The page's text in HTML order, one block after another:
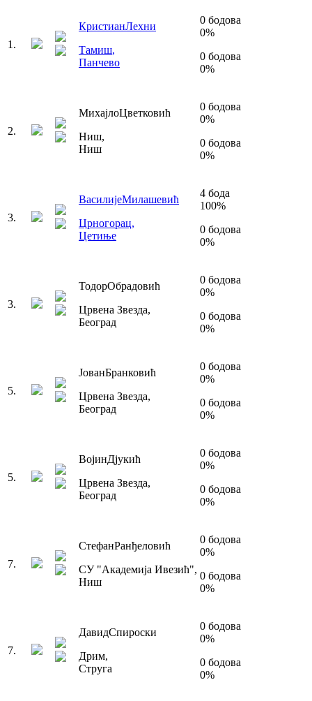
1 .
КристианЛехни
Тамиш,
Панчево
0 бодова
0%
0 бодова
0%
2.
МихајлоЦветковић
Ниш,
Ниш
0 бодова
0%
0 бодова
0%
3.
ВасилијеМилашевић
Црногорац,
Цетиње
4 бода
100%
0 бодова
0%
3.
ТодорОбрадовић
Црвена Звезда,
Београд
0 бодова
0%
0 бодова
0%
5.
ЈованБранковић
Црвена Звезда,
Београд
0 бодова
0%
0 бодова
0%
5.
ВојинДјукић
Црвена Звезда,
Београд
0 бодова
0%
0 бодова
0%
7.
СтефанРанђеловић
СУ "Академија Ивезић",
Ниш
0 бодова
0%
0 бодова
0%
7.
ДавидСпироски
Дрим,
Струга
0 бодова
0%
0 бодова
0%